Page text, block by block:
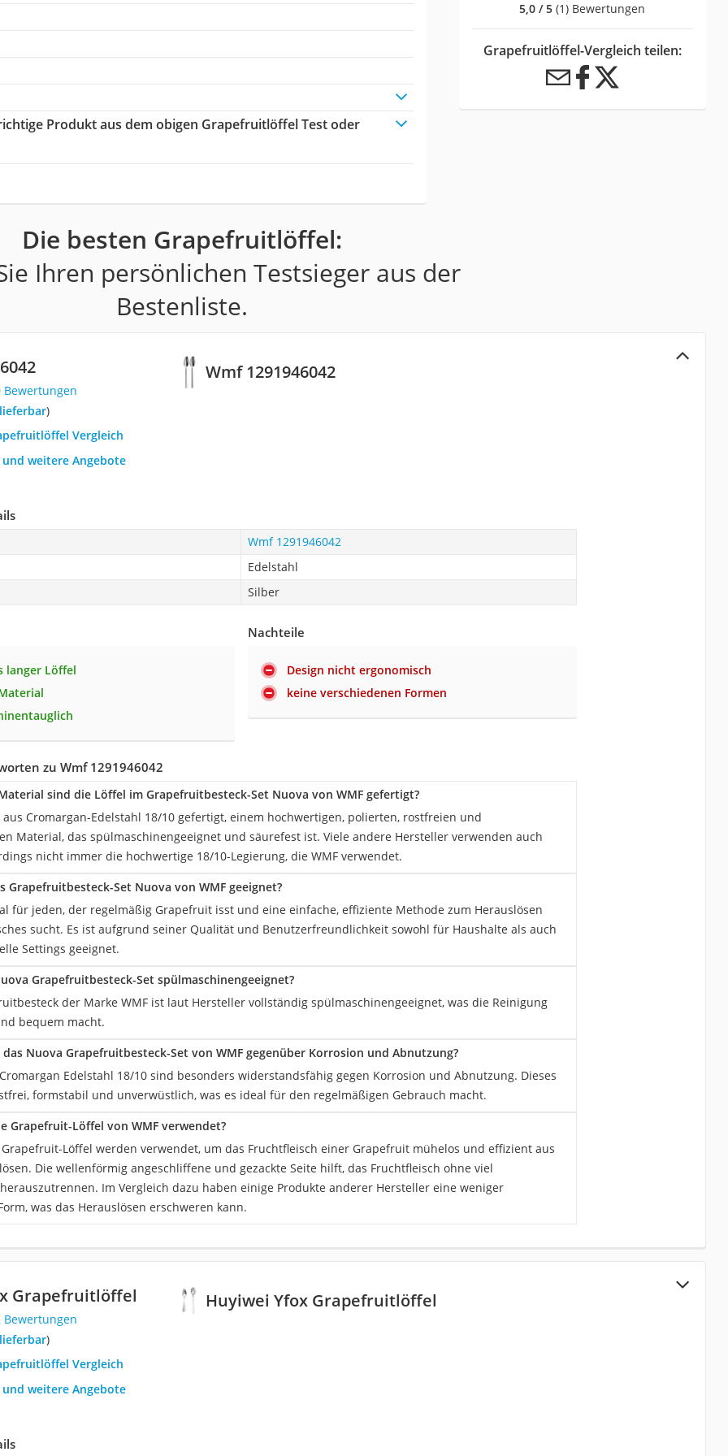
Produkt aus dem obigen Grapefruitlöffel Test oder
5,0 / 5 (1) Bewertungen
Grapefruitlöffel-Vergleich teilen:
Die besten Grapefruitlöffel:
Ihren persönlichen Testsieger aus der
Bestenliste.
Wmf 1291946042
Bewertungen
)
Vergleich
weitere Angebote
Wmf 1291946042
Edelstahl
Silber
langer Löffel
Nachteile
Design nicht ergonomisch
keine verschiedenen Formen
zu Wmf 1291946042
sind die Löffel im Grapefruitbesteck-Set Nuova von WMF gefertigt?
Cromargan-Edelstahl 18/10 gefertigt, einem hochwertigen, polierten, rostfreien und
Material, das spülmaschinengeeignet und säurefest ist. Viele andere Hersteller verwenden auch
nicht immer die hochwertige 18/10-Legierung, die WMF verwendet.
Grapefruitbesteck-Set Nuova von WMF geeignet?
für jeden, der regelmäßig Grapefruit isst und eine einfache, effiziente Methode zum Herauslösen
sucht. Es ist aufgrund seiner Qualität und Benutzerfreundlichkeit sowohl für Haushalte als auch
Settings geeignet.
Grapefruitbesteck-Set spülmaschinengeeignet?
der Marke WMF ist laut Hersteller vollständig spülmaschinengeeignet, was die Reinigung
bequem macht.
Nuova Grapefruitbesteck-Set von WMF gegenüber Korrosion und Abnutzung?
Edelstahl 18/10 sind besonders widerstandsfähig gegen Korrosion und Abnutzung. Dieses
formstabil und unverwüstlich, was es ideal für den regelmäßigen Gebrauch macht.
Grapefruit-Löffel von WMF verwendet?
Löffel werden verwendet, um das Fruchtfleisch einer Grapefruit mühelos und effizient aus
Die wellenförmig angeschliffene und gezackte Seite hilft, das Fruchtfleisch ohne viel
Im Vergleich dazu haben einige Produkte anderer Hersteller eine weniger
was das Herauslösen erschweren kann.
Huyiwei Yfox Grapefruitlöffel
Grapefruitlöffel
Bewertungen
)
Vergleich
weitere Angebote